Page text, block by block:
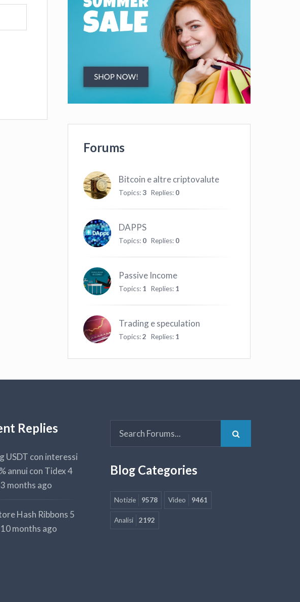
Forums
Bitcoin e altre criptovalute
Topics:3 Replies: 0
DAPPS
Topics: 0 Replies: 0
Passive Income
Topics: 1 Replies: 1
Trading e speculation
Topics:2 Replies: 1
Replies
USDT con interessi
annui con Tidex4
months ago
Hash Ribbons 5
months ago
Blog Categories
Notizie 9578 Video 9461
Analisi 2192